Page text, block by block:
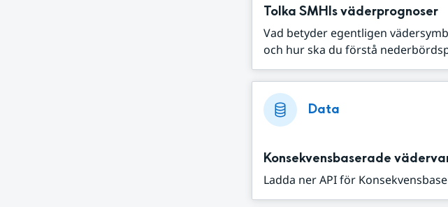
Tolka SMHIs väderprognoser
Vad betyder egentligen
och hur ska du förstå
Data
Konsekvensbaserade
Ladda ner API för